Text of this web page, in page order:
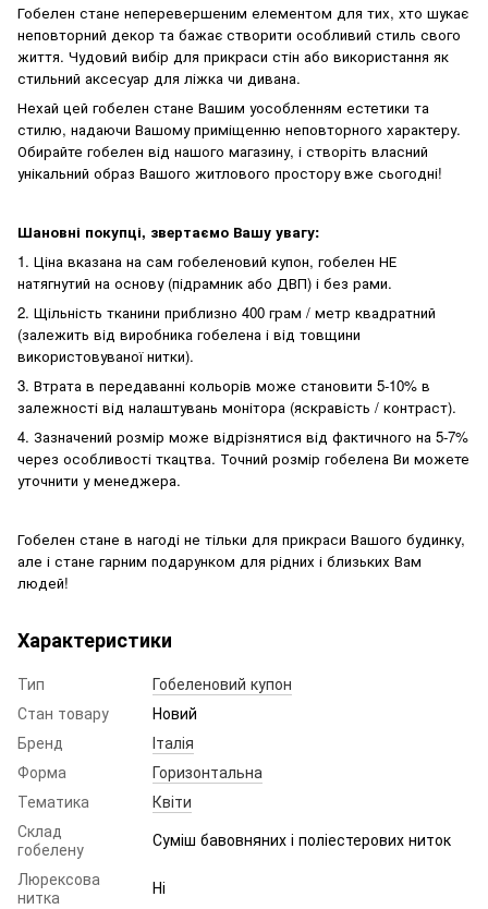
Гобелен стане неперевершеним елементом для тих, хто шукає
неповторний декор та бажає створити особливий стиль свого
життя. Чудовий вибір для прикраси стін або використання як
стильний аксесуар для ліжка чи дивана.
Нехай цей гобелен стане Вашим уособленням естетики та
стилю, надаючи Вашому приміщенню неповторного характеру.
Обирайте гобелен від нашого магазину, і створіть власний
унікальний образ Вашого житлового простору вже сьогодні!
Шановні покупці, звертаємо Вашу увагу:
1. Ціна вказана на сам гобеленовий купон, гобелен НЕ
натягнутий на основу (підрамник або ДВП) і без рами.
2. Щільність тканини приблизно 400 грам / метр квадратний
(залежить від виробника гобелена і від товщини
використовуваної нитки).
3. Втрата в передаванні кольорів може становити 5-10% в
залежності від налаштувань монітора (яскравість / контраст).
4. Зазначений розмір може відрізнятися від фактичного на 5-7%
через особливості ткацтва. Точний розмір гобелена Ви можете
уточнити у менеджера.
Гобелен стане в нагоді не тільки для прикраси Вашого будинку,
але і стане гарним подарунком для рідних і близьких Вам
людей!
Характеристики
Тип
Гобеленовий купон
Стан товару
Новий
Бренд
Італія
Форма
Горизонтальна
Тематика
Квіти
Склад
гобелену
Суміш бавовняних і поліестерових ниток
Люрексова
нитка
Ні